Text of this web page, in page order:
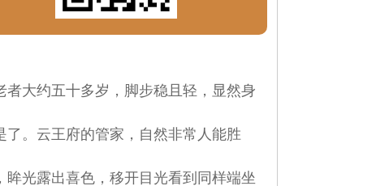
大约五十多岁，脚步稳且轻，显然身
。云王府的管家，自然非常人能胜
光露出喜色，移开目光看到同样端坐